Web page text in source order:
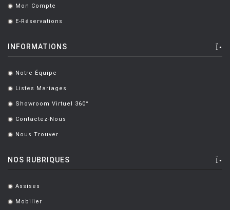
. Mon Compte
. E-Réservations
INFORMATIONS
. Notre Équipe
. Listes Mariages
. Showroom Virtuel 360°
. Contactez-Nous
. Nous Trouver
NOS RUBRIQUES
. Assises
. Mobilier